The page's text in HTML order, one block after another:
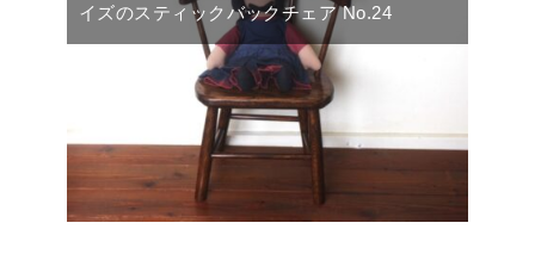
イズのスティックバックチェア No.24